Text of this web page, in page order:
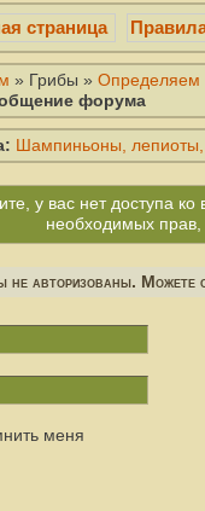
страница
» Грибы » Определяем
форума
Шампиньоны, лепиоты,
у вас нет доступа
необходимых прав,
не авторизованы. Можете
меня